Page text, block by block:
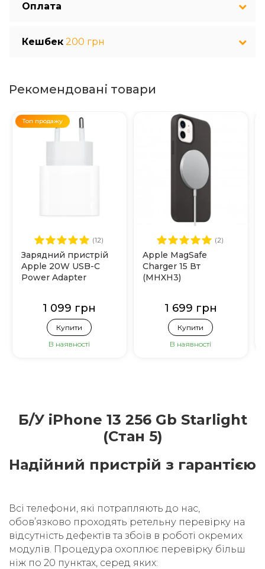
Оплата
Кешбек 200 грн
Рекомендовані товари
Топ продажу
(12)
Зарядний пристрій
Apple 20W USB-C
Power Adapter
1 099 грн
Купити
В наявності
(2)
Apple MagSafe
Charger 15 Вт
(MHXH3)
1 699 грн
Купити
В наявності
Б/У iPhone 13 256 Gb Starlight
(Стан 5)
Надійний пристрій з гарантією
Всі телефони, які потрапляють до нас,
обовʼязково проходять ретельну перевірку на
відсутність дефектів та збоїв в роботі окремих
модулів. Процедура охоплює перевірку більш
ніж по 20 пунктах, серед яких: